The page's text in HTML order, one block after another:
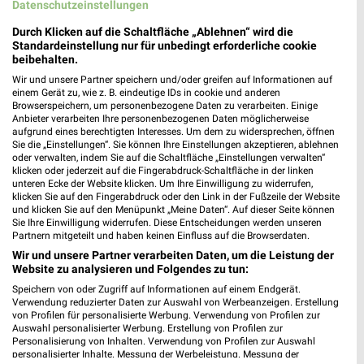
BayWa Angebote in Schwarzenfeld
Schwarzenfeld, Deutschland
359,57 km
Baumärkte Angebote für Neunburg (Wald)
und Umgebung
6 Prospekte
toom Baumarkt BAUHAUS
Datenschutzeinstellungen
Durch Klicken auf die Schaltfläche „Ablehnen“ wird die
Standardeinstellung nur für unbedingt erforderliche cookie
beibehalten.
Wir und unsere Partner speichern und/oder greifen auf Informationen auf
einem Gerät zu, wie z. B. eindeutige IDs in cookie und anderen
Browserspeichern, um personenbezogene Daten zu verarbeiten. Einige
Anbieter verarbeiten Ihre personenbezogenen Daten möglicherweise
aufgrund eines berechtigten Interesses. Um dem zu widersprechen, öffnen
Sie die „Einstellungen“. Sie können Ihre Einstellungen akzeptieren, ablehnen
oder verwalten, indem Sie auf die Schaltfläche „Einstellungen verwalten“
klicken oder jederzeit auf die Fingerabdruck-Schaltfläche in der linken
unteren Ecke der Website klicken. Um Ihre Einwilligung zu widerrufen,
klicken Sie auf den Fingerabdruck oder den Link in der Fußzeile der Website
und klicken Sie auf den Menüpunkt „Meine Daten“. Auf dieser Seite können
Sie Ihre Einwilligung widerrufen. Diese Entscheidungen werden unseren
Partnern mitgeteilt und haben keinen Einfluss auf die Browserdaten.
Wir und unsere Partner verarbeiten Daten, um die Leistung der
Website zu analysieren und Folgendes zu tun:
Speichern von oder Zugriff auf Informationen auf einem Endgerät.
Verwendung reduzierter Daten zur Auswahl von Werbeanzeigen. Erstellung
von Profilen für personalisierte Werbung. Verwendung von Profilen zur
Auswahl personalisierter Werbung. Erstellung von Profilen zur
Personalisierung von Inhalten. Verwendung von Profilen zur Auswahl
personalisierter Inhalte. Messung der Werbeleistung. Messung der